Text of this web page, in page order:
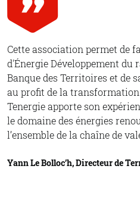
Cette association permet de
d'Énergie Développement
Banque des Territoires et de
au profit de la transformation
Tenergie apporte son
le domaine des énergies
l’ensemble de la chaîne de
Yann Le Bolloc’h, Directeur de